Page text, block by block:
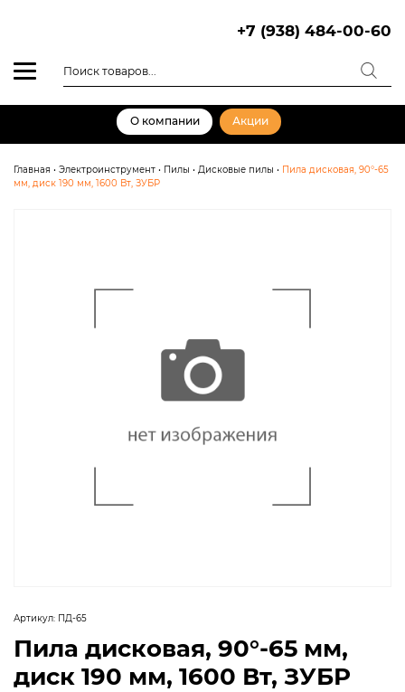
+7 (938) 484-00-60
товаров
О компании Акции
Главная • Электроинструмент • Пилы • Дисковые пилы • Пила дисковая, 90°-65
мм, диск 190 мм, 1600 Вт, ЗУБР
Артикул: ПД-65
Пила дисковая, 90°-65 мм,
диск 190 мм, 1600 Вт, ЗУБР